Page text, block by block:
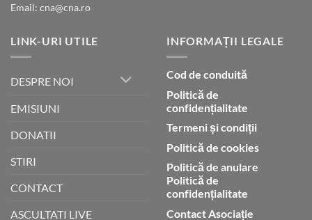
Email: cna@cna.ro
LINK-URI UTILE
DESPRE NOI
EMISIUNI
DONATII
STIRI
CONTACT
ASCULTATI LIVE
INFORMAȚII LEGALE
Cod de conduită
Politică de
confidențialitate
Termeni și condiții
Politică de cookies
Politică de anulare
Politică de
confidențialitate
Contact Asociație